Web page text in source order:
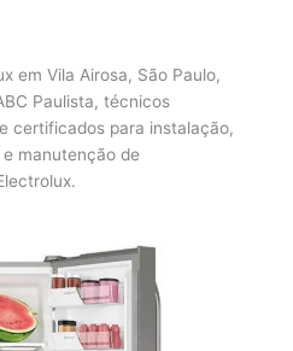
em Vila Airosa, São Paulo,
Paulista, técnicos
certificados para instalação,
manutenção de